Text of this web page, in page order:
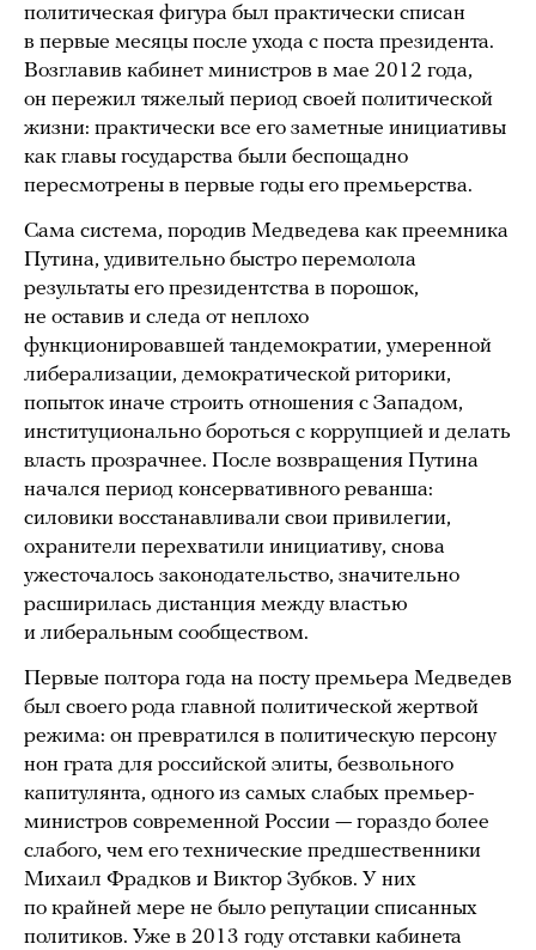
политическая фигура был практически списан
в первые месяцы после ухода с поста президента.
Возглавив кабинет министров в мае 2012 года,
он пережил тяжелый период своей политической
жизни: практически все его заметные инициативы
как главы государства были беспощадно
пересмотрены в первые годы его премьерства.
Сама система, породив Медведева как преемника
Путина, удивительно быстро перемолола
результаты его президентства в порошок,
не оставив и следа от неплохо
функционировавшей тандемократии, умеренной
либерализации, демократической риторики,
попыток иначе строить отношения с Западом,
институционально бороться с коррупцией и делать
власть прозрачнее. После возвращения Путина
начался период консервативного реванша:
силовики восстанавливали свои привилегии,
охранители перехватили инициативу, снова
ужесточалось законодательство, значительно
расширилась дистанция между властью
и либеральным сообществом.
Первые полтора года на посту премьера Медведев
был своего рода главной политической жертвой
режима: он превратился в политическую персону
нон грата для российской элиты, безвольного
капитулянта, одного из самых слабых премьер-
министров современной России — гораздо более
слабого, чем его технические предшественники
Михаил Фрадков и Виктор Зубков. У них
по крайней мере не было репутации списанных
политиков. Уже в 2013 году отставки кабинета